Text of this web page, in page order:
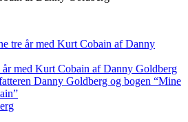
tre år med Kurt Cobain af Danny
med Kurt Cobain af Danny Goldberg
Danny Goldberg og bogen “Mine